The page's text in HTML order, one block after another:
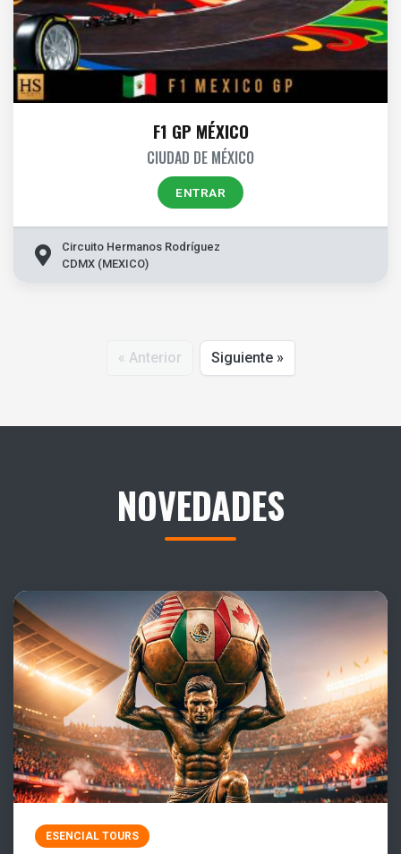
F1 GP MÉXICO
CIUDAD DE MÉXICO
ENTRAR
Circuito Hermanos Rodríguez
CDMX (MEXICO)
« Anterior Siguiente »
NOVEDADES
ESENCIAL TOURS